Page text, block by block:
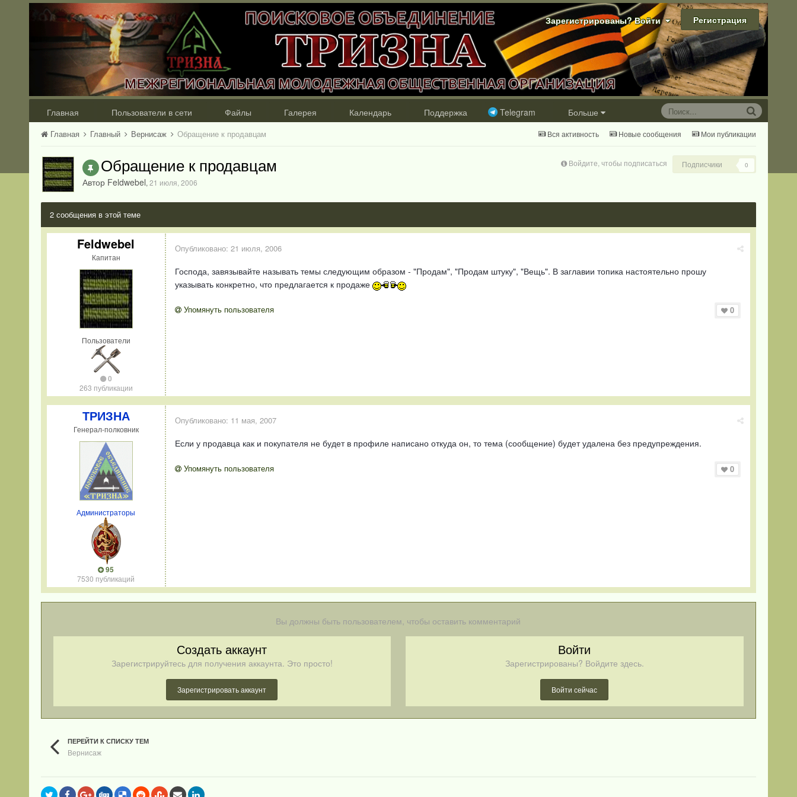
Зарегистрированы? Войти Регистрация
Главная Пользователи в сети Файлы Галерея Календарь Поддержка Telegram Больше
Вся активность Новые сообщения Мои публикации
Главная Главный Вернисаж Обращение к продавцам
Войдите, чтобы подписаться Подписчики 0
Обращение к продавцам
Автор Feldwebel, 21 июля, 2006
2 сообщения в этой теме
Feldwebel
Капитан
Пользователи
0
263 публикации
Опубликовано: 21 июля, 2006
Господа, завязывайте называть темы следующим образом - "Продам", "Продам штуку", "Вещь". В заглавии топика настоятельно прошу
указывать конкретно, что предлагается к продаже
0
Упомянуть пользователя
ТРИЗНА
Генерал-полковник
Администраторы
95
7530 публикаций
Опубликовано: 11 мая, 2007
Если у продавца как и покупателя не будет в профиле написано откуда он, то тема (сообщение) будет удалена без предупреждения.
0
Упомянуть пользователя
Вы должны быть пользователем, чтобы оставить комментарий
Создать аккаунт
Зарегистрируйтесь для получения аккаунта. Это просто!
Зарегистрировать аккаунт
Войти
Зарегистрированы? Войдите здесь.
Войти сейчас
ПЕРЕЙТИ К СПИСКУ ТЕМ
Вернисаж